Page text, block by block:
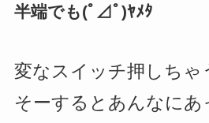
半端でも(ﾟ⊿ﾟ)ﾔﾒﾀ
変なスイッチ押しちゃ
そーするとあんなに